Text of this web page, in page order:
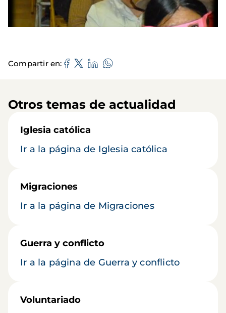
Compartir en
Otros temas de actualidad
Iglesia católica
Ir a la página de Iglesia católica
Migraciones
Ir a la página de Migraciones
Guerra y conflicto
Ir a la página de Guerra y conflicto
Voluntariado